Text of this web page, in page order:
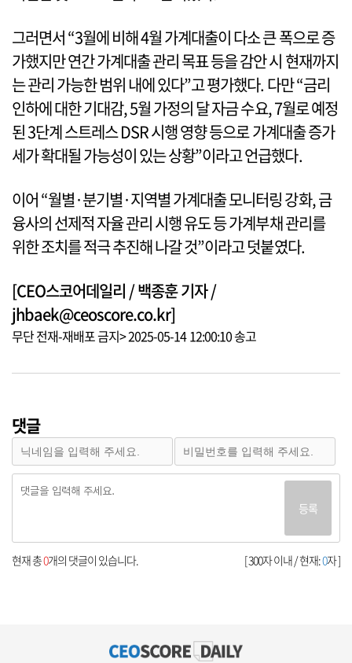
그러면서 “3월에 비해 4월 가계대출이 다소 큰 폭으로 증
가했지만 연간 가계대출 관리 목표 등을 감안 시 현재까지
는 관리 가능한 범위 내에 있다”고 평가했다. 다만 “금리
인하에 대한 기대감, 5월 가정의 달 자금 수요, 7월로 예정
된 3단계 스트레스 DSR 시행 영향 등으로 가계대출 증가
세가 확대될 가능성이 있는 상황”이라고 언급했다.
이어 “월별·분기별·지역별 가계대출 모니터링 강화, 금
융사의 선제적 자율 관리 시행 유도 등 가계부채 관리를
위한 조치를 적극 추진해 나갈 것”이라고 덧붙였다.
[CEO스코어데일리 / 백종훈 기자 /
jhbaek@ceoscore.co.kr]
무단 전재-재배포 금지> 2025-05-14 12:00:10 송고
댓글
등록
[ 300자 이내 / 현재:0자 ]
현재 총0개의 댓글이 있습니다.